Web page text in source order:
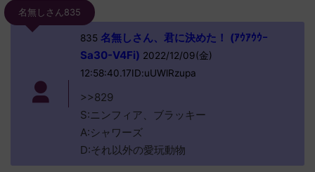
名無しさん835
835名無しさん、君に決めた！ (ｱｳｱｳｳｰ
Sa30-V4Fi) 2022/12/09(金)
12:58:40.17ID:uUWlRzupa
>>829
S:ニンフィア、ブラッキー
A:シャワーズ
D:それ以外の愛玩動物